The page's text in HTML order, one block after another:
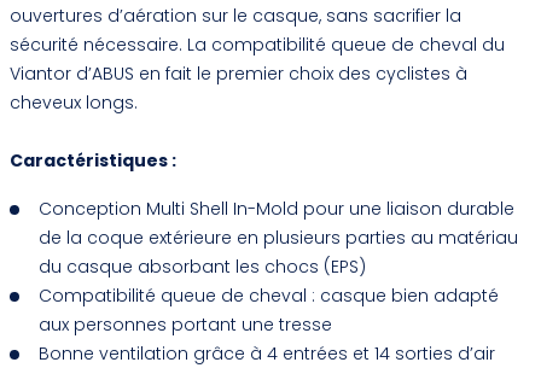
ouvertures d’aération sur le casque, sans sacrifier la
sécurité nécessaire. La compatibilité queue de cheval du
Viantor d’ABUS en fait le premier choix des cyclistes à
cheveux longs.
Caractéristiques :
Conception Multi Shell In-Mold pour une liaison durable
de la coque extérieure en plusieurs parties au matériau
du casque absorbant les chocs (EPS)
Compatibilité queue de cheval : casque bien adapté
aux personnes portant une tresse
Bonne ventilation grâce à 4 entrées et 14 sorties d’air